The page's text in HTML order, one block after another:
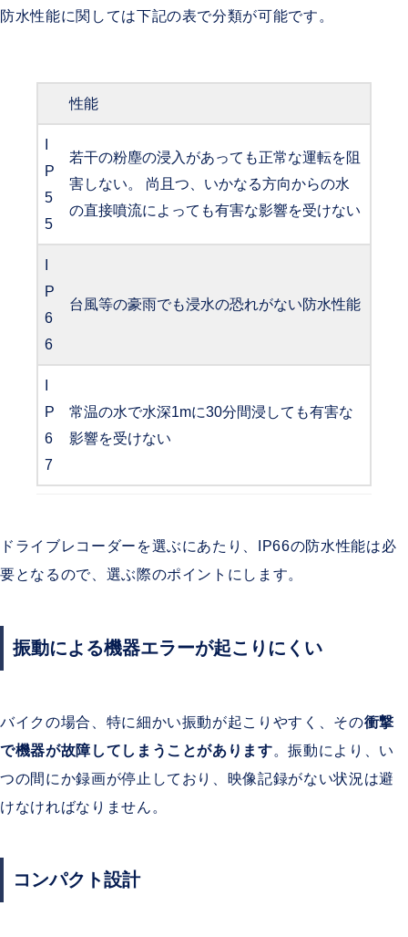
防水性能に関しては下記の表で分類が可能です。
性能
I
P
5
5
若干の粉塵の浸入があっても正常な運転を阻
害しない。 尚且つ、いかなる方向からの水
の直接噴流によっても有害な影響を受けない
I
P
6
6
台風等の豪雨でも浸水の恐れがない防水性能
I
P
6
7
常温の水で水深1mに30分間浸しても有害な
影響を受けない
ドライブレコーダーを選ぶにあたり、IP66の防水性能は必
要となるので、選ぶ際のポイントにします。
振動による機器エラーが起こりにくい
バイクの場合、特に細かい振動が起こりやすく、その衝撃
で機器が故障してしまうことがあります。振動により、い
つの間にか録画が停止しており、映像記録がない状況は避
けなければなりません。
コンパクト設計